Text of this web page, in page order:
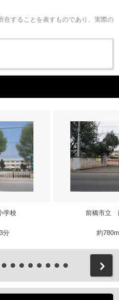
することを表すものであり、実際の
学校
分
前橋市立
約